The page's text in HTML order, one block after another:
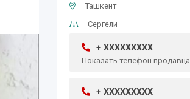
Ташкент
Сергели
+ XXXXXXXXX
Показать телефон продавца
+ XXXXXXXXX